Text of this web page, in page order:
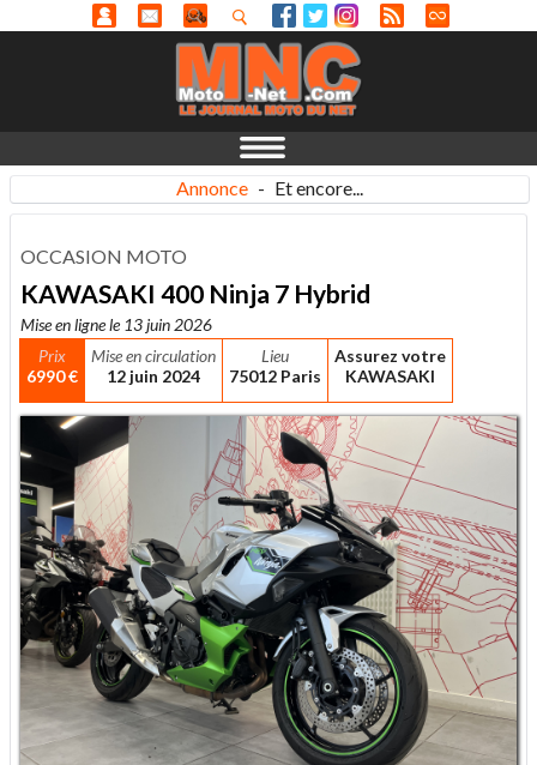
Annonce - Et encore...
OCCASION MOTO
KAWASAKI 400 Ninja 7 Hybrid
Mise en ligne le 13 juin 2026
Prix
6990 €
Mise en circulation
12 juin 2024
Lieu
75012 Paris
Assurez votre
KAWASAKI